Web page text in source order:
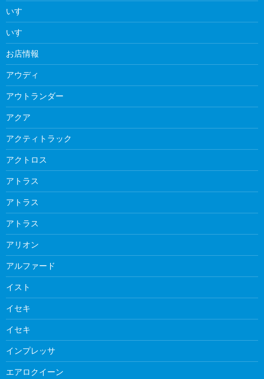
いすゞ
いすゞ
お店情報
アウディ
アウトランダー
アクア
アクティトラック
アクトロス
アトラス
アトラス
アトラス
アリオン
アルファード
イスト
イセキ
イセキ
インプレッサ
エアロクイーン